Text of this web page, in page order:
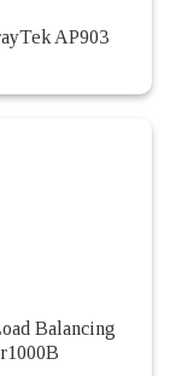
AP903
Balancing